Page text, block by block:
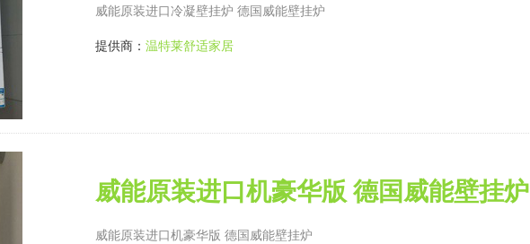
威能原装进口冷凝壁挂炉 德国威能壁挂炉
提供商： 温特莱舒适家居
威能原装进口机豪华版 德国威能壁挂炉
威能原装进口机豪华版 德国威能壁挂炉